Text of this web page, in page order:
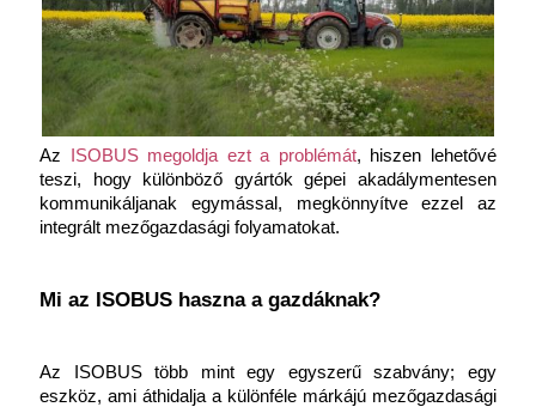
Az ISOBUS megoldja ezt a problémát, hiszen lehetővé
teszi, hogy különböző gyártók gépei akadálymentesen
kommunikáljanak egymással, megkönnyítve ezzel az
integrált mezőgazdasági folyamatokat.
Mi az ISOBUS haszna a gazdáknak?
Az ISOBUS több mint egy egyszerű szabvány; egy
eszköz, ami áthidalja a különféle márkájú mezőgazdasági